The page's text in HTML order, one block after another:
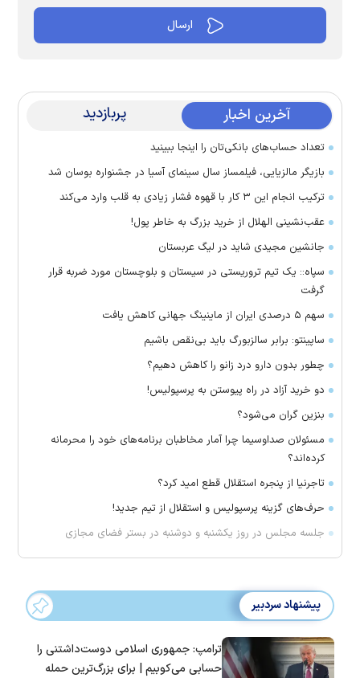
آخرین اخبار پربازدید
تعداد حساب‌های بانکی‌تان را اینجا ببینید
بازیگر مالزیایی، فیلمساز سال سینمای آسیا در جشنواره بوسان شد
ترکیب انجام این ۳ کار با قهوه فشار زیادی به قلب وارد می‌کند
عقب‌نشینی الهلال از خرید بزرگ به خاطر پول!
جانشین مجیدی شاید در لیگ عربستان
سپاه:: یک تیم تروریستی در سیستان و بلوچستان مورد ضربه قرار
گرفت
سهم ۵ درصدی ایران از ماینینگ جهانی کاهش یافت
ساپینتو: برابر سالزبورگ باید بی‌نقص باشیم
چطور بدون دارو درد زانو را کاهش دهیم؟
دو خرید آزاد در راه پیوستن به پرسپولیس!
بنزین گران می‌شود؟
مسئولان صداوسیما چرا آمار مخاطبان برنامه‌های خود را محرمانه
کرده‌اند؟
تاجرنیا از پنجره استقلال قطع امید کرد؟
حرف‌های گزینه پرسپولیس و استقلال از تیم جدید!
جلسه مجلس در روز یکشنبه و دوشنبه در بستر فضای مجازی
پیشنهاد سردبیر
ترامپ: جمهوری اسلامی دوست‌داشتنی را
حسابی می‌کوبیم | برای بزرگ‌ترین حمله